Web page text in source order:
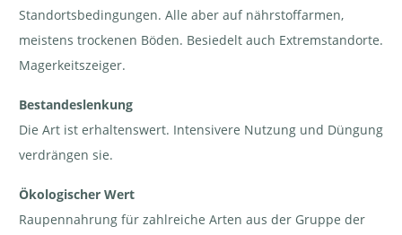
Standortsbedingungen. Alle aber auf nährstoffarmen,
meistens trockenen Böden. Besiedelt auch Extremstandorte.
Magerkeitszeiger.
Bestandeslenkung
Die Art ist erhaltenswert. Intensivere Nutzung und Düngung
verdrängen sie.
Ökologischer Wert
Raupennahrung für zahlreiche Arten aus der Gruppe der